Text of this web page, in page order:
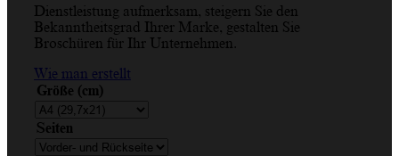
Dienstleistung aufmerksam, steigern Sie den
Bekanntheitsgrad Ihrer Marke, gestalten Sie
Broschüren für Ihr Unternehmen.
Wie man erstellt
Größe (cm)
Seiten